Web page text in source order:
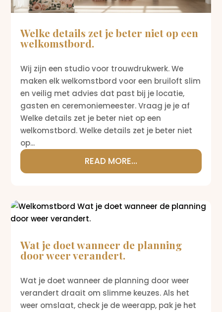
Welke details zet je beter niet op een
welkomstbord.
Wij zijn een studio voor trouwdrukwerk. We
maken elk welkomstbord voor een bruiloft slim
en veilig met advies dat past bij je locatie,
gasten en ceremoniemeester. Vraag je je af
Welke details zet je beter niet op een
welkomstbord. Welke details zet je beter niet
op...
READ MORE...
Wat je doet wanneer de planning
door weer verandert.
Wat je doet wanneer de planning door weer
verandert draait om slimme keuzes. Als het
weer omslaat, check je de weerapp, pak je het